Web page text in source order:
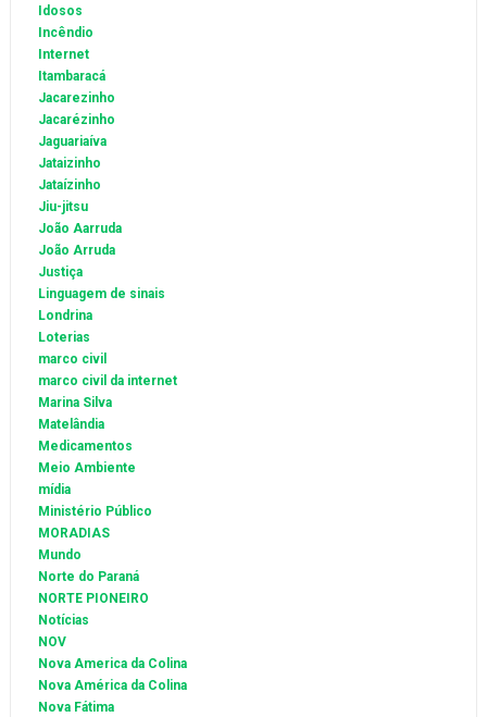
Idosos
Incêndio
Internet
Itambaracá
Jacarezinho
Jacarézinho
Jaguariaíva
Jataizinho
Jataízinho
Jiu-jitsu
João Aarruda
João Arruda
Justiça
Linguagem de sinais
Londrina
Loterias
marco civil
marco civil da internet
Marina Silva
Matelândia
Medicamentos
Meio Ambiente
mídia
Ministério Público
MORADIAS
Mundo
Norte do Paraná
NORTE PIONEIRO
Notícias
NOV
Nova America da Colina
Nova América da Colina
Nova Fátima